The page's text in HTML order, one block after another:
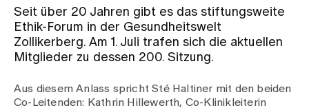
Team
Seit über 20 Jahren gibt es das stiftungsweite
Ethik-Forum in der Gesundheitswelt
Zollikerberg. Am 1. Juli trafen sich die aktuellen
Mitglieder zu dessen 200. Sitzung.
Aus diesem Anlass spricht Sté Haltiner mit den beiden
Co-Leitenden: Kathrin Hillewerth, Co-Klinikleiterin